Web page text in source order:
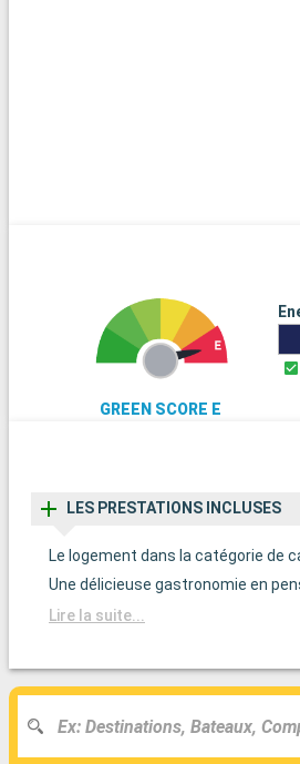
GREEN SCORE E
LES PRESTATIONS INCLUSES
Le logement dans la catégorie de
Une délicieuse gastronomie en
Lire la suite...